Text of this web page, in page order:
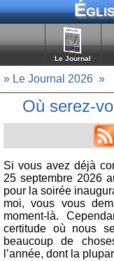
Le Journal
» Le Journal 2026 »
Où serez-
Si vous avez déjà
25 septembre 2026
pour la soirée
moi, vous vous
moment-là.
certitude où nous
beaucoup de
l’année, dont la